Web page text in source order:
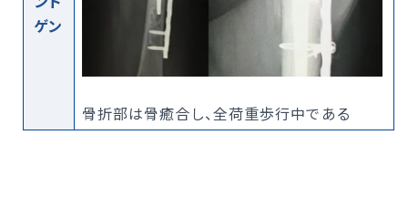
ゲン
骨折部は骨癒合し、全荷重歩行中である